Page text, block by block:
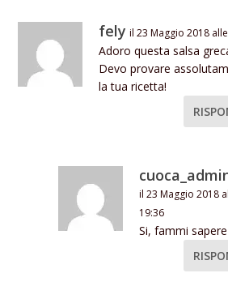
fely il 23 Maggio 2018
Adoro questa salsa
Devo provare
la tua ricetta!
il 23 Maggio 2018
19:36
Si, fammi sapere